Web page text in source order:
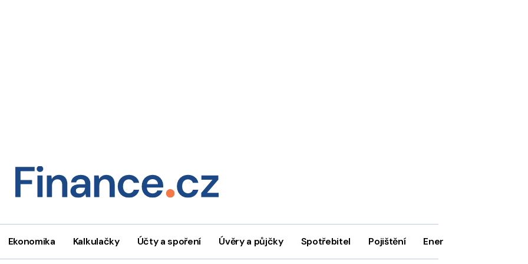
Ekonomika Kalkulačky Účty a spoření Úvěry a půjčky Spotřebitel Pojištění Energie